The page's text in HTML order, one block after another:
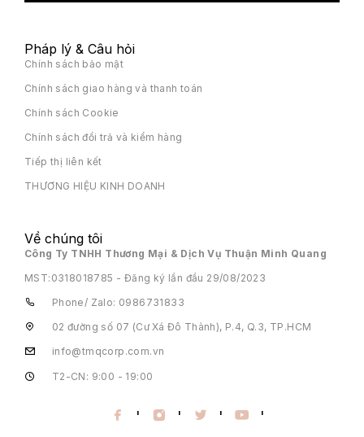
Pháp lý & Câu hỏi
Chính sách bảo mật
Chính sách giao hàng và thanh toán
Chính sách Cookie
Chính sách đổi trả và kiểm hàng
Tiếp thị liên kết
THƯƠNG HIỆU KINH DOANH
Về chúng tôi
Công Ty TNHH Thương Mại & Dịch Vụ Thuận Minh Quang
MST: 0318018785 - Đăng ký lần đầu 29/08/2023
Phone/ Zalo: 0986731833
02 đường số 07 (Cư Xá Đô Thành), P.4, Q.3, TP.HCM
info@tmqcorp.com.vn
T2-CN: 9:00 - 19:00
' ' ' '